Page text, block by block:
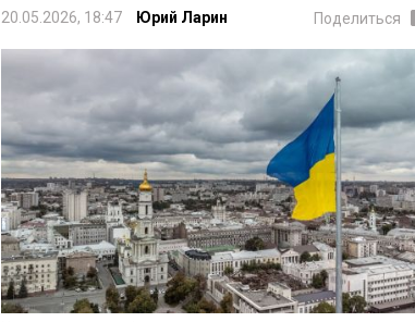
20.05.2026, 18:47 Юрий Ларин Поделиться